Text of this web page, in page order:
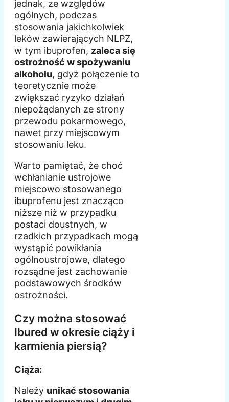
jednak, ze względów
ogólnych, podczas
stosowania jakichkolwiek
leków zawierających NLPZ,
w tym ibuprofen, zaleca się
ostrożność w spożywaniu
alkoholu, gdyż połączenie to
teoretycznie może
zwiększać ryzyko działań
niepożądanych ze strony
przewodu pokarmowego,
nawet przy miejscowym
stosowaniu leku.
Warto pamiętać, że choć
wchłanianie ustrojowe
miejscowo stosowanego
ibuprofenu jest znacząco
niższe niż w przypadku
postaci doustnych, w
rzadkich przypadkach mogą
wystąpić powikłania
ogólnoustrojowe, dlatego
rozsądne jest zachowanie
podstawowych środków
ostrożności.
Czy można stosować
Ibured w okresie ciąży i
karmienia piersią?
Ciąża:
Należy unikać stosowania